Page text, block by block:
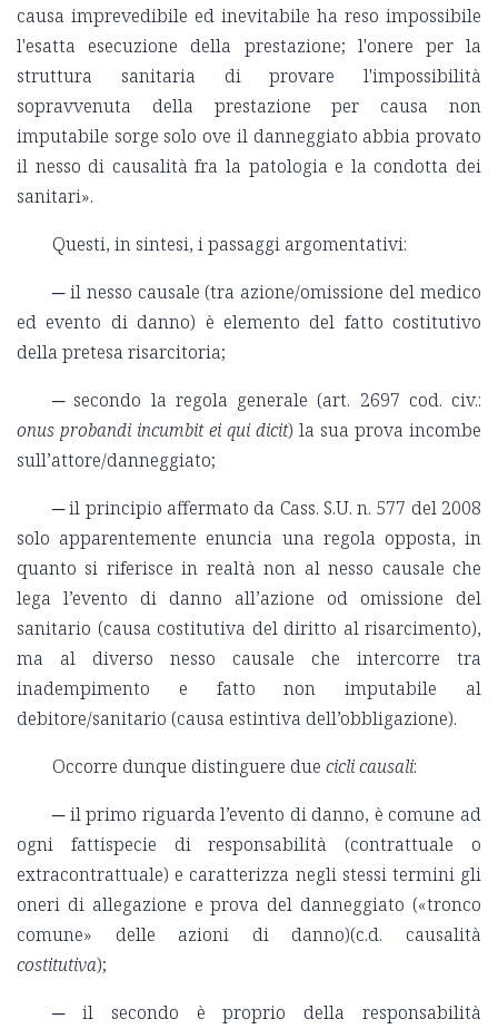
causa imprevedibile ed inevitabile ha reso impossibile
l'esatta esecuzione della prestazione; l'onere per la
struttura sanitaria di provare l'impossibilità
sopravvenuta della prestazione per causa non
imputabile sorge solo ove il danneggiato abbia provato
il nesso di causalità fra la patologia e la condotta dei
sanitari».
Questi, in sintesi, i passaggi argomentativi:
─ il nesso causale (tra azione/omissione del medico
ed evento di danno) è elemento del fatto costitutivo
della pretesa risarcitoria;
─ secondo la regola generale (art. 2697 cod. civ.:
onus probandi incumbit ei qui dicit) la sua prova incombe
sull’attore/danneggiato;
─ il principio affermato da Cass. S.U. n. 577 del 2008
solo apparentemente enuncia una regola opposta, in
quanto si riferisce in realtà non al nesso causale che
lega l’evento di danno all’azione od omissione del
sanitario (causa costitutiva del diritto al risarcimento),
ma al diverso nesso causale che intercorre tra
inadempimento e fatto non imputabile al
debitore/sanitario (causa estintiva dell’obbligazione).
Occorre dunque distinguere due cicli causali:
─ il primo riguarda l’evento di danno, è comune ad
ogni fattispecie di responsabilità (contrattuale o
extracontrattuale) e caratterizza negli stessi termini gli
oneri di allegazione e prova del danneggiato («tronco
comune» delle azioni di danno)(c.d. causalità
costitutiva);
─ il secondo è proprio della responsabilità